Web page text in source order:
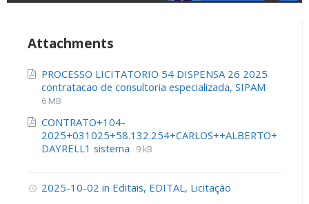
Attachments
PROCESSO LICITATORIO 54 DISPENSA 26 2025
contratacao de consultoria especializada, SIPAM
6 MB
CONTRATO+104-
2025+031025+58.132.254+CARLOS++ALBERTO+
DAYRELL1 sistema
9 kB
2025-10-02 in Editais, EDITAL, Licitação